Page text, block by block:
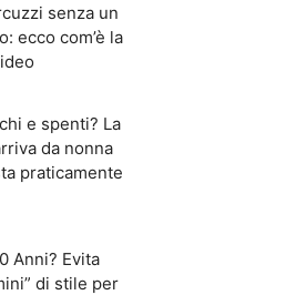
senza un
ecco com’è la
e spenti? La
da nonna
praticamente
Anni? Evita
di stile per